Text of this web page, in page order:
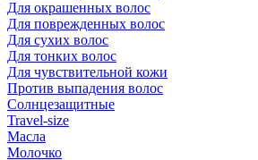
Для окрашенных волос
Для поврежденных волос
Для сухих волос
Для тонких волос
Для чувствительной кожи
Против выпадения волос
Солнцезащитные
Travel-size
Масла
Молочко